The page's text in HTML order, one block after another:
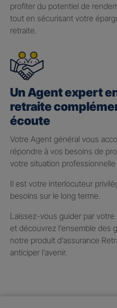
profiter du potentiel de
tout en sécurisant votre
retraite.
Un Agent expert
retraite
écoute
Votre Agent général vous
répondre à vos besoins de
votre situation professionnelle
Il est votre interlocuteur
besoins sur le long terme.
Laissez-vous guider par
et découvrez l’ensemble des
notre produit d’assurance
anticiper l’avenir.